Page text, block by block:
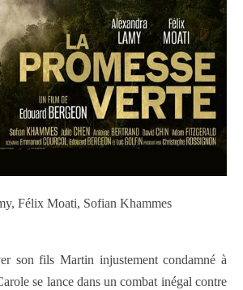
Félix Moati, Sofian Khammes
son fils Martin injustement condamné à
se lance dans un combat inégal contre